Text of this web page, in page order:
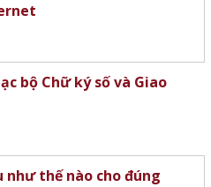
bộ Chữ ký số và Giao
như thế nào cho đúng